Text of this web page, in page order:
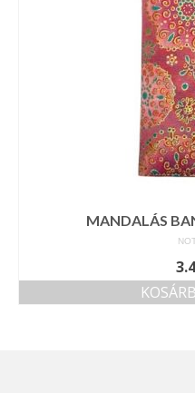
MANDALÁS